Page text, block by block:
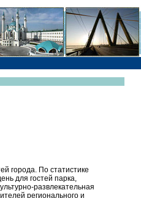
города. По статистике
для гостей парка,
развлекательная
регионального и